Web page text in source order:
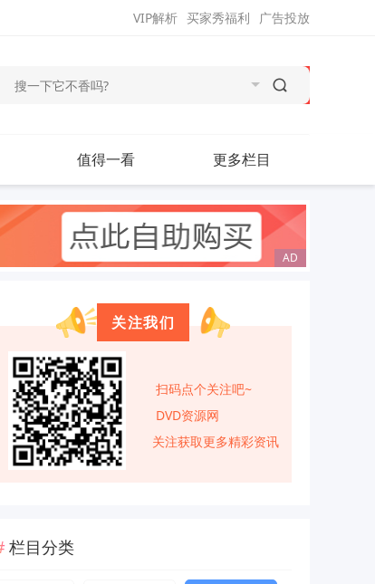
广告投放
买家秀福利
VIP解析
值得一看 更多栏目
关注我们
扫码点个关注吧~
DVD资源网
关注获取更多精彩资讯
栏目分类